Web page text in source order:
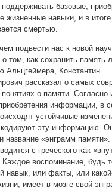
поддерживать базовые,
жизненные навыки, и в итоге
смертью.
подвести нас к новой
о том, как сохранить память
Альцгеймера, Константин
рассказал о самых
о памяти. Согласно
информации, в
устойчивые
кодируют эту информацию.
название «энграмм
с греческого как
Каждое воспоминание, будь
навык, или факты, или
имеет в мозге свой